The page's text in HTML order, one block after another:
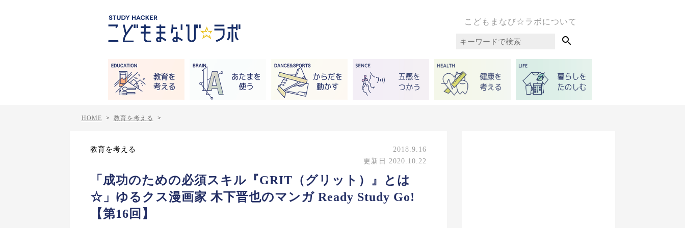
こどもまなび☆ラボについて

HOME > 教育を考える >
教育を考える
2018.9.16
更新日 2020.10.22
「成功のための必須スキル『GRIT（グリット）』とは
☆」ゆるクス漫画家 木下晋也のマンガ Ready Study Go!
【第16回】